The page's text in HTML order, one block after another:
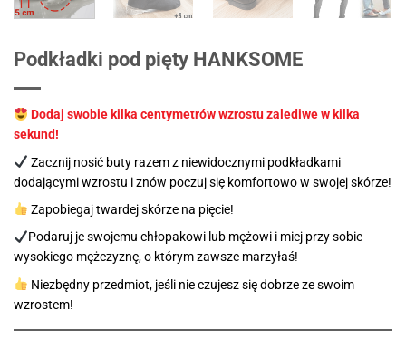
Podkładki pod pięty HANKSOME
Dodaj swobie kilka centymetrów wzrostu zalediwe w kilka
sekund!
Zacznij nosić buty razem z niewidocznymi podkładkami
dodającymi wzrostu i znów poczuj się komfortowo w swojej skórze!
Zapobiegaj twardej skórze na pięcie!
Podaruj je swojemu chłopakowi lub mężowi i miej przy sobie
wysokiego mężczyznę, o którym zawsze marzyłaś!
Niezbędny przedmiot, jeśli nie czujesz się dobrze ze swoim
wzrostem!